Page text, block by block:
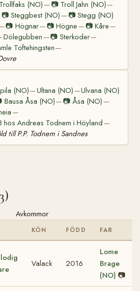
Trollfaks (NO) — 📷 Troll Jahn (NO)—
📷Steggbest (NO) — 📷 Stegg (NO)
📷 Högnar— 📷Högne — 📷 Kåre—
Dölegubben —📷 Sterkoder—
Toftehingsten—
(NO)—Ultana (NO) —Ulvana (NO)
Bausa Åsa (NO)— 📷Åsa (NO) —
—
hos Andreas Todnem i Höyland —
till P.P. Todnem i Sandnes
Avkommor
KÖN FÖDD FAR
Valack 2016
Lome
Brage
(NO) 📷